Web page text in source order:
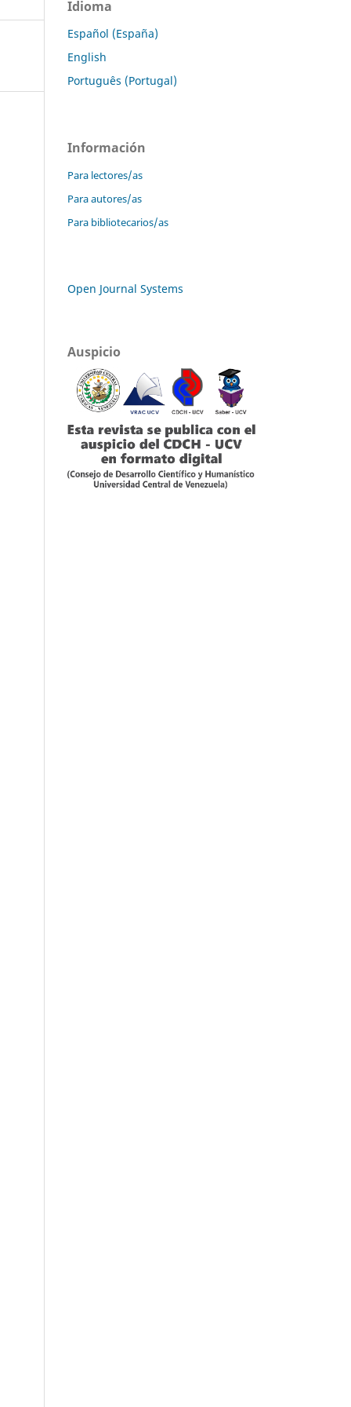
Idioma
Español (España)
English
Português (Portugal)
Información
Para lectores/as
Para autores/as
Para bibliotecarios/as
Open Journal Systems
Auspicio